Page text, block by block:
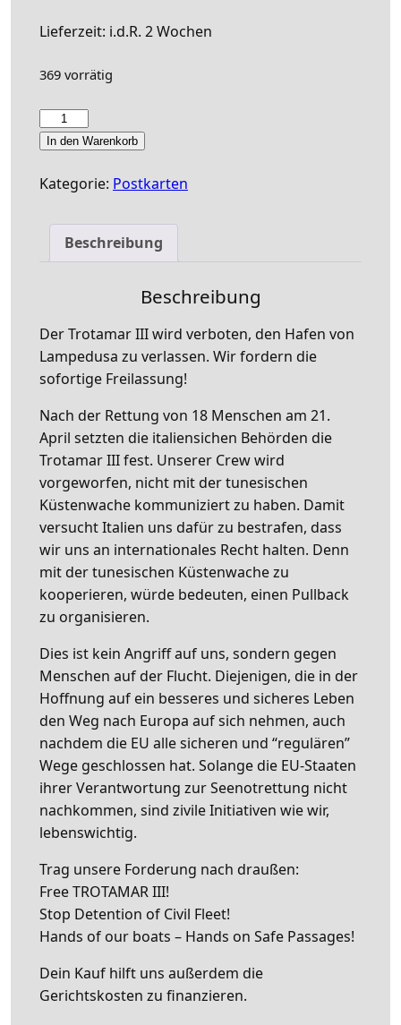
Lieferzeit: i.d.R. 2 Wochen
369 vorrätig
Postkarte:
Free
III
In den Warenkorb
Kategorie: Postkarten
Beschreibung
Beschreibung
Der Trotamar III wird verboten, den Hafen von
Lampedusa zu verlassen. Wir fordern die
sofortige Freilassung!
Nach der Rettung von 18 Menschen am 21.
April setzten die italiensichen Behörden die
Trotamar III fest. Unserer Crew wird
vorgeworfen, nicht mit der tunesischen
Küstenwache kommuniziert zu haben. Damit
versucht Italien uns dafür zu bestrafen, dass
wir uns an internationales Recht halten. Denn
mit der tunesischen Küstenwache zu
kooperieren, würde bedeuten, einen Pullback
zu organisieren.
Dies ist kein Angriff auf uns, sondern gegen
Menschen auf der Flucht. Diejenigen, die in der
Hoffnung auf ein besseres und sicheres Leben
den Weg nach Europa auf sich nehmen, auch
nachdem die EU alle sicheren und “regulären”
Wege geschlossen hat. Solange die EU-Staaten
ihrer Verantwortung zur Seenotrettung nicht
nachkommen, sind zivile Initiativen wie wir,
lebenswichtig.
Trag unsere Forderung nach draußen:
Free TROTAMAR III!
Stop Detention of Civil Fleet!
Hands of our boats – Hands on Safe Passages!
Dein Kauf hilft uns außerdem die
Gerichtskosten zu finanzieren.